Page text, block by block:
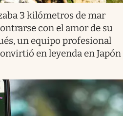
3 kilómetros de mar
con el amor de su
un equipo profesional
en leyenda en Japón